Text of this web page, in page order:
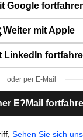
Google
Weiter mit Apple
LinkedIn
oder per E-Mail
E?Mail
Sehen Sie sich